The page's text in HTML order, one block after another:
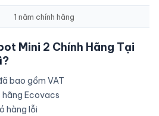
1 năm chính hãng
Mini 2 Chính Hãng Tại
bao gồm VAT
hãng Ecovacs
hàng lỗi